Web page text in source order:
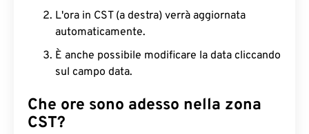
L'ora in CST (a destra) verrà aggiornata
automaticamente.
È anche possibile modificare la data cliccando
sul campo data.
Che ore sono adesso nella zona
CST?